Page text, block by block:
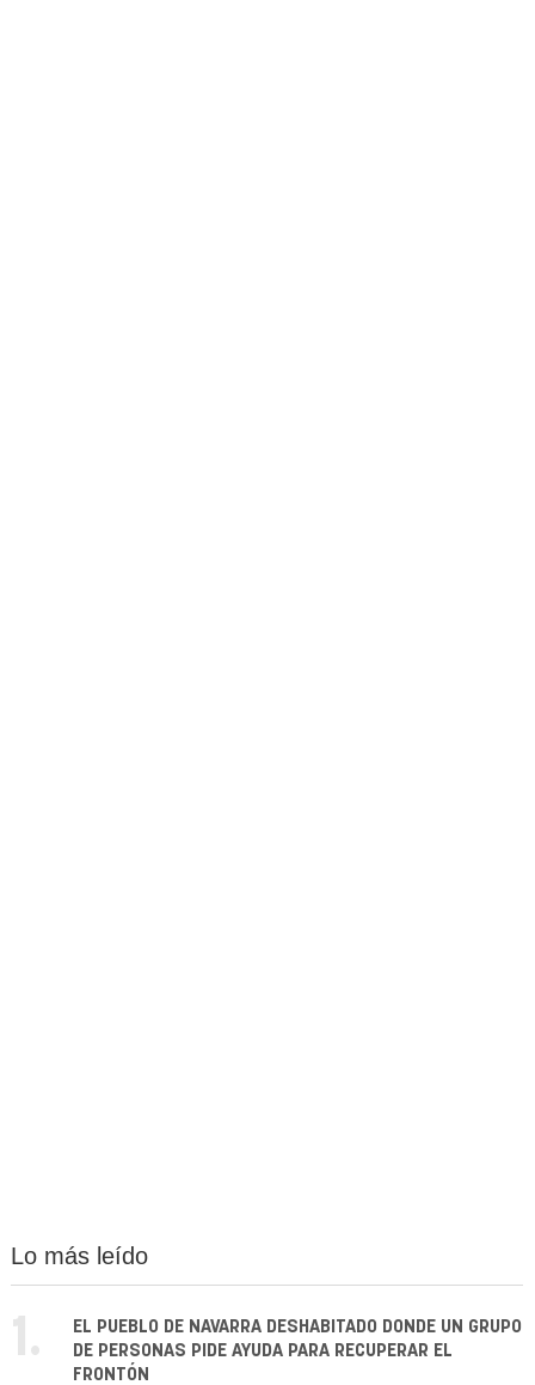
Lo más leído
1.
EL PUEBLO DE NAVARRA DESHABITADO DONDE UN GRUPO
DE PERSONAS PIDE AYUDA PARA RECUPERAR EL
FRONTÓN